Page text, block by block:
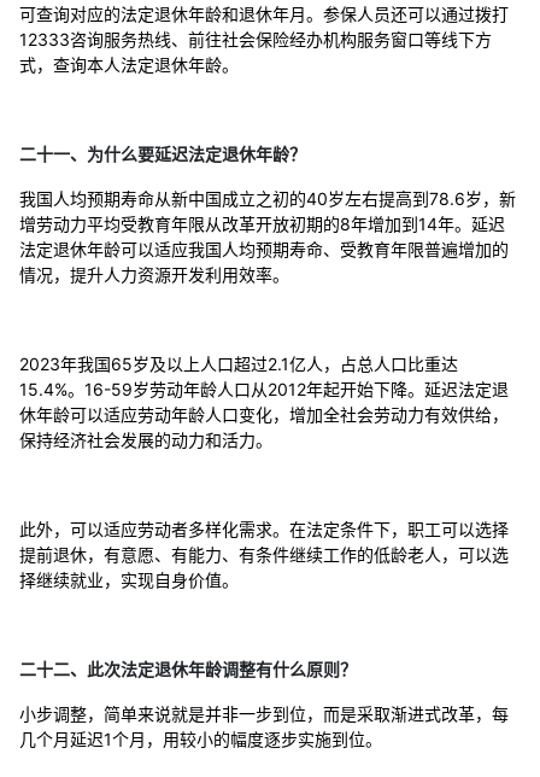
可查询对应的法定退休年龄和退休年月。参保人员还可以通过拨打
12333咨询服务热线、前往社会保险经办机构服务窗口等线下方
式，查询本人法定退休年龄。
二十一、为什么要延迟法定退休年龄？
我国人均预期寿命从新中国成立之初的40岁左右提高到78.6岁，新
增劳动力平均受教育年限从改革开放初期的8年增加到14年。延迟
法定退休年龄可以适应我国人均预期寿命、受教育年限普遍增加的
情况，提升人力资源开发利用效率。
2023年我国65岁及以上人口超过2.1亿人，占总人口比重达
15.4%。16-59岁劳动年龄人口从2012年起开始下降。延迟法定退
休年龄可以适应劳动年龄人口变化，增加全社会劳动力有效供给，
保持经济社会发展的动力和活力。
此外，可以适应劳动者多样化需求。在法定条件下，职工可以选择
提前退休，有意愿、有能力、有条件继续工作的低龄老人，可以选
择继续就业，实现自身价值。
二十二、此次法定退休年龄调整有什么原则？
小步调整，简单来说就是并非一步到位，而是采取渐进式改革，每
几个月延迟1个月，用较小的幅度逐步实施到位。